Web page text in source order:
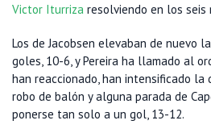
Victor Iturriza resolviendo en los seis
Los de Jacobsen elevaban de nuevo
goles, 10-6, y Pereira ha llamado al
han reaccionado, han intensificado la
robo de balón y alguna parada de
ponerse tan solo a un gol, 13-12.